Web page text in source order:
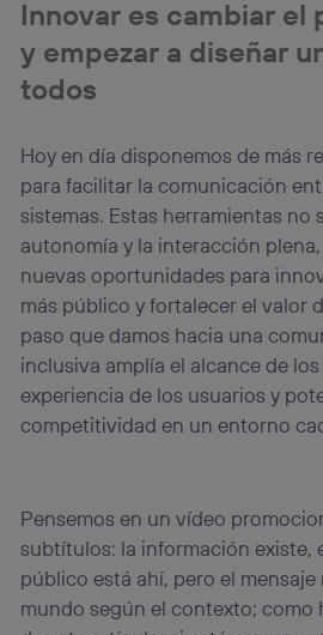
Innovar es cambiar el
y empezar a diseñar
todos
Hoy en día disponemos de más
para facilitar la comunicación
sistemas. Estas herramientas no
autonomía y la interacción
nuevas oportunidades para
más público y fortalecer el valor
paso que damos hacia una
inclusiva amplía el alcance de
experiencia de los usuarios y
competitividad en un entorno
Pensemos en un vídeo
subtítulos: la información existe,
público está ahí, pero el
mundo según el contexto; como